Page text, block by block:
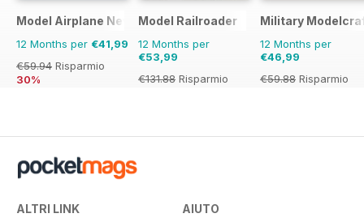
Model Airplane News
12 Months per €41,99
€59.94 Risparmio
30%
Model Railroader
12 Months per
€53,99
€131.88 Risparmio
Military
12 Months per
€46,99
€59.88 Risparmio
ALTRI LINK AIUTO